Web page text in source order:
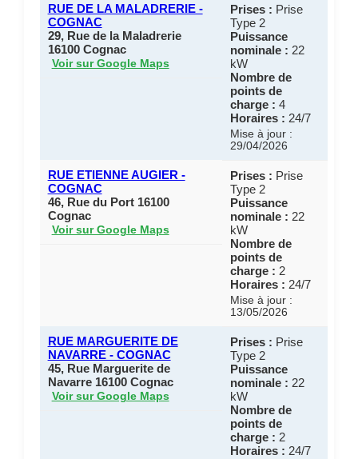
RUE DE LA MALADRERIE -
COGNAC
29, Rue de la Maladrerie
16100 Cognac
Voir sur Google Maps
Prises : Prise
Type 2
Puissance
nominale : 22
kW
Nombre de
points de
charge : 4
Horaires : 24/7
Mise à jour :
29/04/2026
RUE ETIENNE AUGIER -
COGNAC
46, Rue du Port 16100
Cognac
Voir sur Google Maps
Prises : Prise
Type 2
Puissance
nominale : 22
kW
Nombre de
points de
charge : 2
Horaires : 24/7
Mise à jour :
13/05/2026
RUE MARGUERITE DE
NAVARRE - COGNAC
45, Rue Marguerite de
Navarre 16100 Cognac
Voir sur Google Maps
Prises : Prise
Type 2
Puissance
nominale : 22
kW
Nombre de
points de
charge : 2
Horaires : 24/7